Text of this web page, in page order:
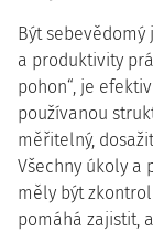
Být
a produktivity
pohon“, je
používanou
měřitelný,
Všechny úkoly a
měly být
pomáhá zajistit,